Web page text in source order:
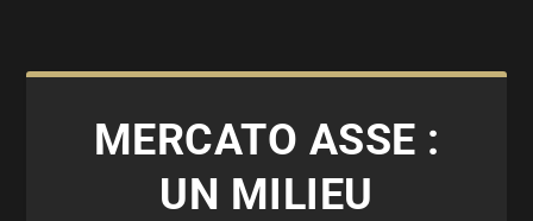
MERCATO ASSE :
UN MILIEU